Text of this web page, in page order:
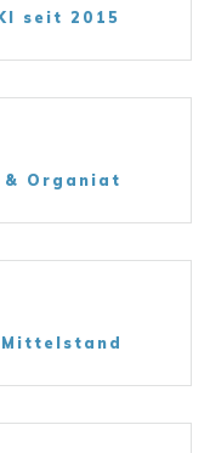
seit 2015
Organiat